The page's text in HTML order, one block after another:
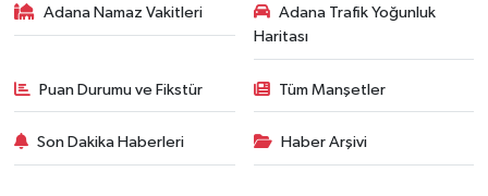
Adana Namaz Vakitleri
Adana Trafik Yoğunluk
Haritası
Puan Durumu ve Fikstür Tüm Manşetler
Son Dakika Haberleri Haber Arşivi